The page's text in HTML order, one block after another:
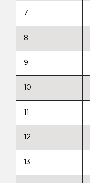
7
8
9
10
12
13